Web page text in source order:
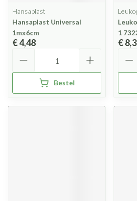
Hansaplast
Hansaplast Universal
1mx6cm
€ 4,48
Bestel
1
€